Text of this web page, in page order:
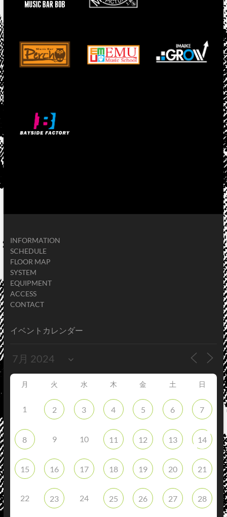
INFORMATION
SCHEDULE
FLOOR MAP
SYSTEM
EQUIPMENT
ACCESS
CONTACT
イベントカレンダー
月 火 水 木 金 土 日
1 2 3 4 5 6 7
8 9 10 11 12 13 14
15 16 17 18 19 20 21
22 23 24 25 26 27 28